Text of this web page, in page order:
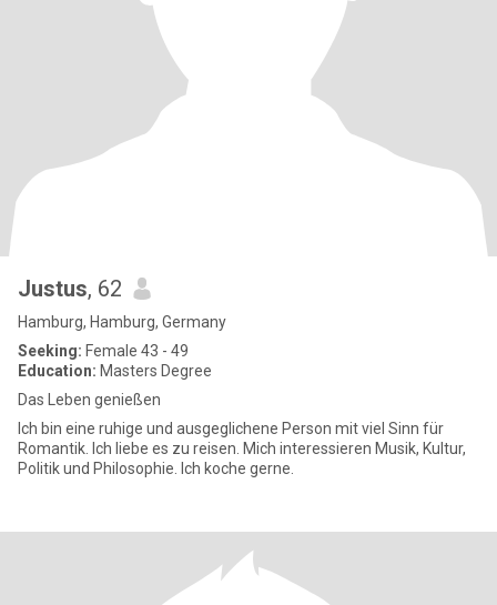
Justus, 62
Hamburg, Hamburg, Germany
Seeking: Female 43 - 49
Education: Masters Degree
Das Leben genießen
Ich bin eine ruhige und ausgeglichene Person mit viel Sinn für
Romantik. Ich liebe es zu reisen. Mich interessieren Musik, Kultur,
Politik und Philosophie. Ich koche gerne.